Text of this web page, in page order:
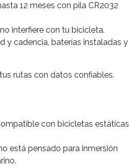
12 meses con pila CR2032
no interfiere con tu bicicleta.
y cadencia, baterías instaladas y
rutas con datos confiables.
con bicicletas estáticas
está pensado para inmersión